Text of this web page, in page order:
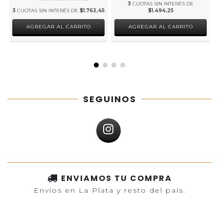
3 CUOTAS SIN INTERÉS DE $1.762,45
3 CUOTAS SIN INTERÉS DE
$1.494,25
SEGUINOS
ENVIAMOS TU COMPRA
Envíos en La Plata y resto del país.